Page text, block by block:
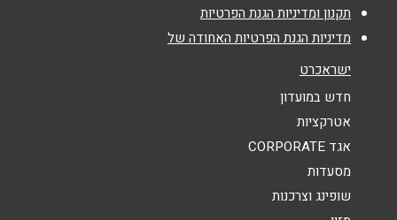
אנא חזרו אלי בקשר ל...
הודעה
תקנון ומדיניות הגנת הפרטיות
מדיניות הגנת הפרטיות האחודה של
ישראכרט
חדש במועדון
אטרקציות
אגד CORPORATE
מסעדות
שופינג וצרכנות